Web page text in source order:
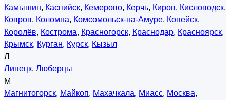
Камышин, Каспийск, Кемерово, Керчь, Киров, Кисловодск,
Ковров, Коломна, Комсомольск-на-Амуре, Копейск,
Королёв, Кострома, Красногорск, Краснодар, Красноярск,
Крымск, Курган, Курск, Кызыл
Л
Липецк, Люберцы
М
Магнитогорск, Майкоп, Махачкала, Миасс, Москва,